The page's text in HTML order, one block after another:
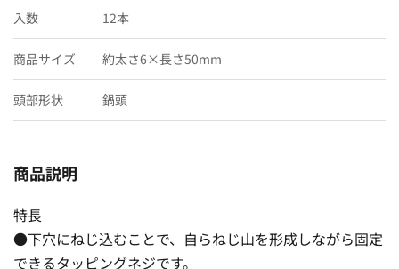
入数 12本
商品サイズ 約太さ6×長さ50mm
頭部形状 鍋頭
商品説明
特長
●下穴にねじ込むことで、自らねじ山を形成しながら固定
できるタッピングネジです。